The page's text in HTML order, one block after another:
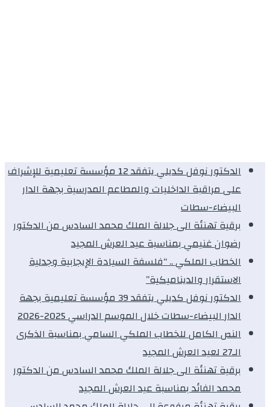
الدكتور نوفل كديلي يتفقد 12 مؤسسة تعليمية للإشراف
على مراقبة الداخليات والمطاعم المدرسية بجهة الدار
البيضاء-سطات
برقية تهنئة الى جلالة الملك محمد السادس من الدكتور
رضوان غنيمي بمناسبة عيد العرش المجيد
الخطاب الملكي .. “فلسفة السيادة الإيجابية وجدلية
الاستقرار والديناميكية”
الدكتور نوفل كديلي يتفقد 39 مؤسسة تعليمية بجهة
الدار البيضاء-سطات خلال الموسم الدراسي 2025-2026
النص الكامل للخطاب الملكي السامي بمناسبة الذكرى
الـ27 لعيد العرش المجيد
برقية تهنئة الى جلالة الملك محمد السادس من الدكتور
محمد الفائد بمناسبة عيد العرش المجيد